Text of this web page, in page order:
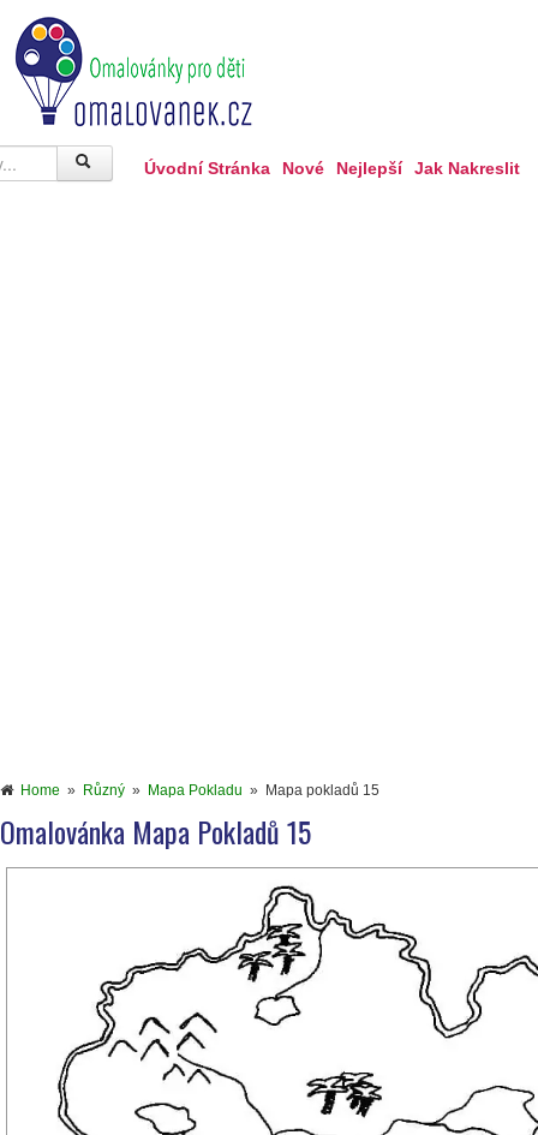
Úvodní Stránka Nové Nejlepší Jak Nakreslit
Home » Různý » Mapa Pokladu » Mapa pokladů 15
Omalovánka Mapa Pokladů 15